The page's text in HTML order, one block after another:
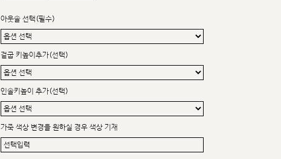
아웃솔 선택(필수)
겉굽 키높이추가(선택)
인솔키높이 추가(선택)
가죽 색상 변경을 원하실 경우 색상 기재